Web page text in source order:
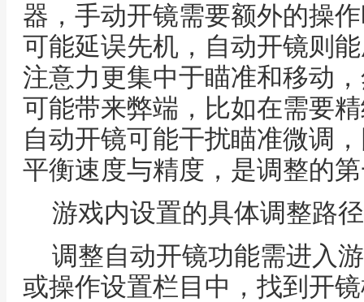
器，手动开镜需要额外的操
可能延误先机，自动开镜则
注意力更集中于瞄准和移动
可能带来弊端，比如在需要
自动开镜可能干扰瞄准微调
平衡速度与精度，是调整的
游戏内设置的具体调整路径
调整自动开镜功能需进入
或操作设置栏目中，找到开